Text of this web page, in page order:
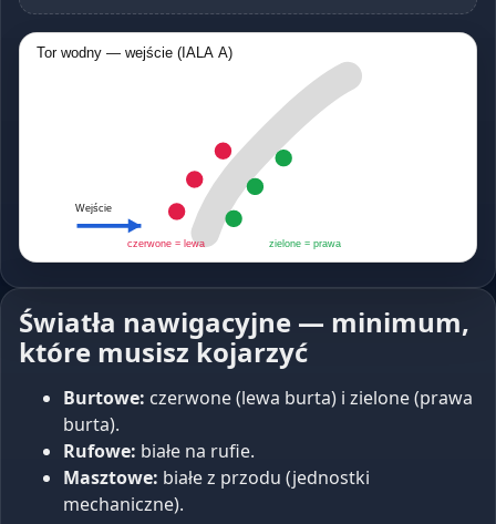
Tor wodny — wejście (IALA A)
Wejście
czerwone = lewa zielone = prawa
Światła nawigacyjne — minimum,
które musisz kojarzyć
Burtowe: czerwone (lewa burta) i zielone (prawa
burta).
Rufowe: białe na rufie.
Masztowe: białe z przodu (jednostki
mechaniczne).